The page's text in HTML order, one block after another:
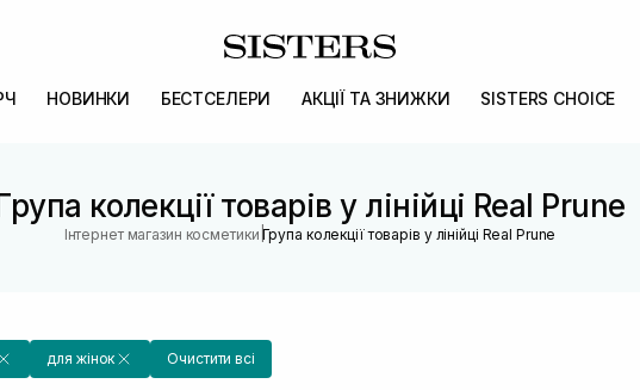
НОВИНКИ БЕСТСЕЛЕРИ АКЦІЇ ТА ЗНИЖКИ SISTERS CHOICE
колекції товарів у лінійці Real Prune
Інтернет магазин косметики |Група колекції товарів у лінійці Real Prune
для жінок Очистити всі